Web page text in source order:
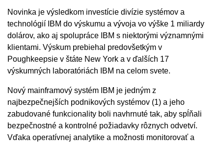
Novinka je výsledkom investície divízie systémov a
technológií IBM do výskumu a vývoja vo výške 1 miliardy
dolárov, ako aj spolupráce IBM s niektorými významnými
klientami. Výskum prebiehal predovšetkým v
Poughkeepsie v štáte New York a v ďalších 17
výskumných laboratóriách IBM na celom svete.
Nový mainframový systém IBM je jedným z
najbezpečnejších podnikových systémov (1) a jeho
zabudované funkcionality boli navhrnuté tak, aby spĺňali
bezpečnostné a kontrolné požiadavky rôznych odvetví.
Vďaka operatívnej analytike a možnosti monitorovať a